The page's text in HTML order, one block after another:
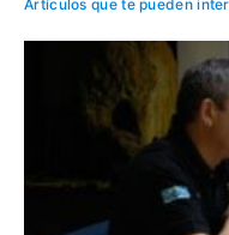
Artículos que te pueden